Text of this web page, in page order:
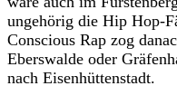
ungehörig die Hip Hop-
Conscious Rap zog
Eberswalde oder
nach Eisenhüttenstadt.